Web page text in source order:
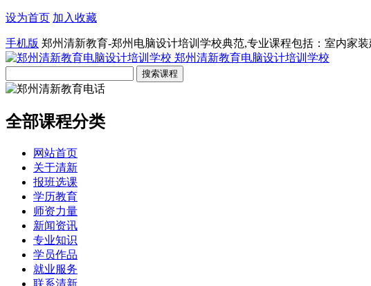
设为首页 加入收藏
手机版 郑州清新教育-郑州电脑设计培训学校典范,专业课程包括：室内家
郑州清新教育电脑设计培训学校
全部课程分类
网站首页
关于清新
报班选课
学历教育
师资力量
新闻资讯
专业知识
学员作品
就业服务
联系清新